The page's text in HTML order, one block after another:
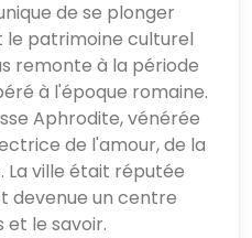
de se plonger
le patrimoine culturel
remonte à la période
à l'époque romaine.
Aphrodite, vénérée
de l'amour, de la
ville était réputée
devenue un centre
le savoir.